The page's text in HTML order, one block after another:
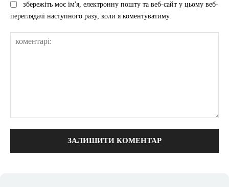
збережіть моє ім'я, електронну пошту та веб-сайт у цьому веб-
переглядачі наступного разу, коли я коментуватиму.